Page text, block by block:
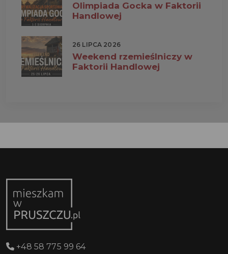
Olimpiada Gocka w Faktorii
Handlowej
26 LIPCA 2026
Weekend rzemieślniczy w
Faktorii Handlowej
+48 58 775 99 64